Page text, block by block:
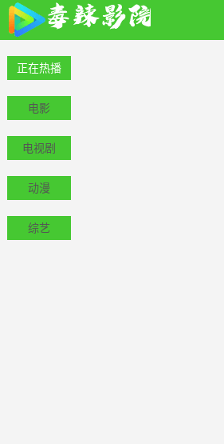
正在热播
电影
电视剧
动漫
综艺